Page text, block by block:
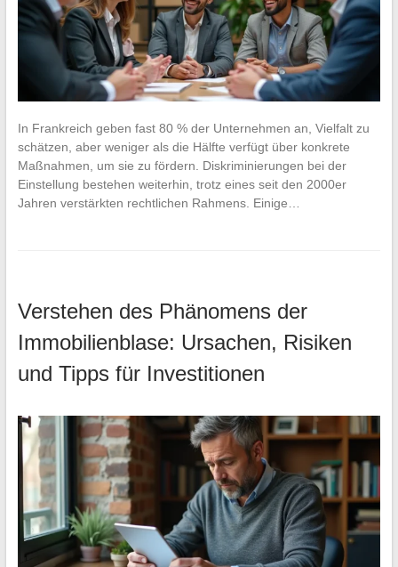
In Frankreich geben fast 80 % der Unternehmen an, Vielfalt zu
schätzen, aber weniger als die Hälfte verfügt über konkrete
Maßnahmen, um sie zu fördern. Diskriminierungen bei der
Einstellung bestehen weiterhin, trotz eines seit den 2000er
Jahren verstärkten rechtlichen Rahmens. Einige…
Verstehen des Phänomens der
Immobilienblase: Ursachen, Risiken
und Tipps für Investitionen